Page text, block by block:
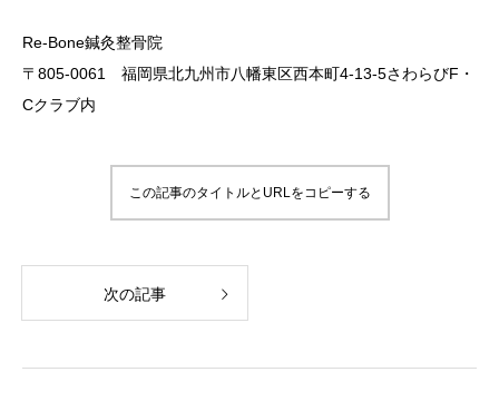
Re-Bone鍼灸整骨院
〒805-0061 福岡県北九州市八幡東区西本町4-13-5さわらびF・
Cクラブ内
この記事のタイトルとURLをコピーする
次の記事